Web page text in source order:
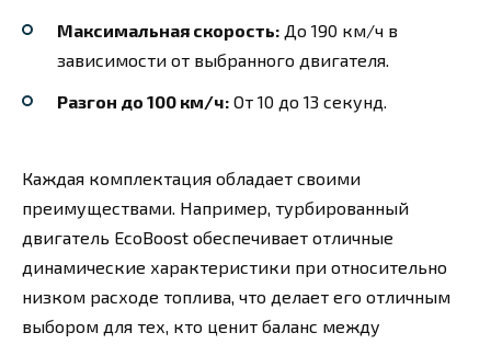
Максимальная скорость: До 190 км/ч в
зависимости от выбранного двигателя.
Разгон до 100 км/ч: От 10 до 13 секунд.
Каждая комплектация обладает своими
преимуществами. Например, турбированный
двигатель EcoBoost обеспечивает отличные
динамические характеристики при относительно
низком расходе топлива, что делает его отличным
выбором для тех, кто ценит баланс между